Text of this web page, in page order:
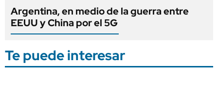
Argentina, en medio de la guerra entre
EEUU y China por el 5G
Te puede interesar